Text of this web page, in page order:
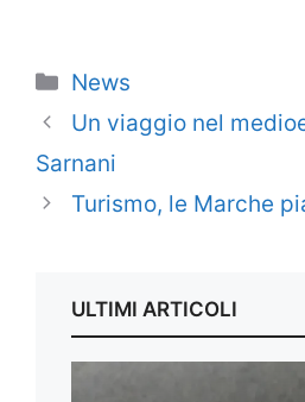
Categorie
News
Un viaggio nel
Sarnani
Turismo, le Marche
ULTIMI ARTICOLI